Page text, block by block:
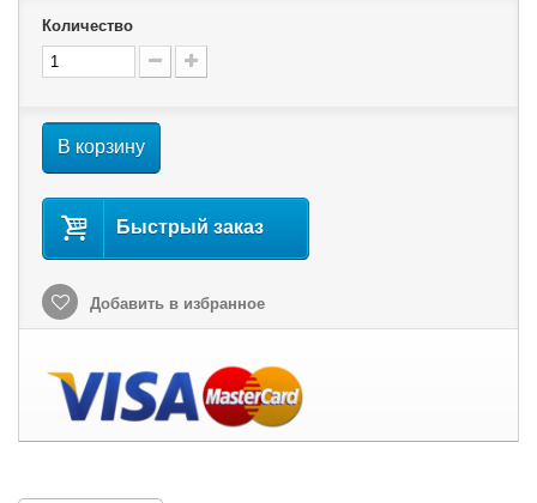
Количество
В корзину
Быстрый заказ
Добавить в избранное